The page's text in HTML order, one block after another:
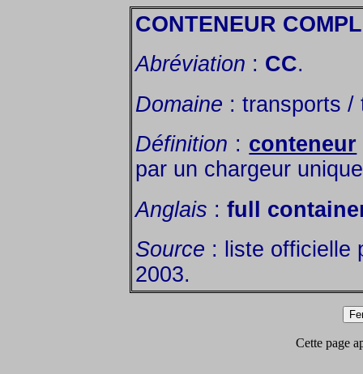
CONTENEUR
Abréviation : CC.
Domaine : transports /
Définition : conteneur
par un chargeur
Anglais : full
Source : liste officielle
2003.
Cette page